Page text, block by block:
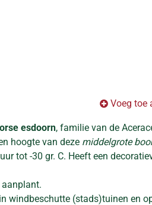
Voeg toe
esdoorn, familie van de
hoogte van deze middelgrote
tot -30 gr. C. Heeft een
aanplant.
windbeschutte (stads)tuinen en